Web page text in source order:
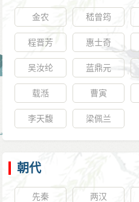
金农 嵇曾筠
程晋芳 惠士奇
吴汝纶 蓝鼎元
载湉 曹寅
李天馥 梁佩兰
朝代
先秦 两汉